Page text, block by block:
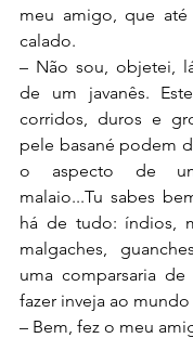
meu amigo, que
calado.
– Não sou, objetei,
de um javanês.
corridos, duros e
pele basané podem
o aspecto de
malaio...Tu sabes
há de tudo: índios,
malgaches,
uma comparsaria
fazer inveja ao
– Bem, fez o meu